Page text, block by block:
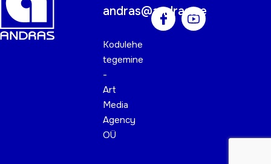
andras@andras.ee
Kodulehe
tegemine
-
Art
Media
Agency
OÜ